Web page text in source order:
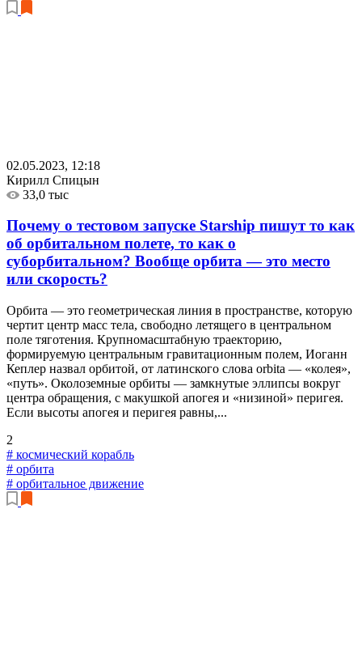
02.05.2023, 12:18
Кирилл Спицын
33,0 тыс
Почему о тестовом запуске Starship пишут то как
об орбитальном полете, то как о
суборбитальном? Вообще орбита — это место
или скорость?
Орбита — это геометрическая линия в пространстве, которую
чертит центр масс тела, свободно летящего в центральном
поле тяготения. Крупномасштабную траекторию,
формируемую центральным гравитационным полем, Иоганн
Кеплер назвал орбитой, от латинского слова orbita — «колея»,
«путь». Околоземные орбиты — замкнутые эллипсы вокруг
центра обращения, с макушкой апогея и «низиной» перигея.
Если высоты апогея и перигея равны,...
2
# космический корабль
# орбита
# орбитальное движение